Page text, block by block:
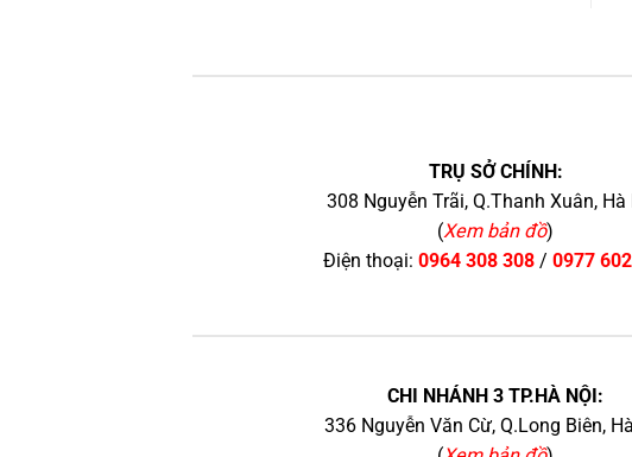
TRỤ SỞ CHÍNH:
308 Nguyễn Trãi, Q.Thanh Xuân, Hà
(Xem bản đồ)
Điện thoại: 0964 308 308/ 0977
CHI NHÁNH 3 TP.HÀ NỘI:
336 Nguyễn Văn Cừ, Q.Long Biên,